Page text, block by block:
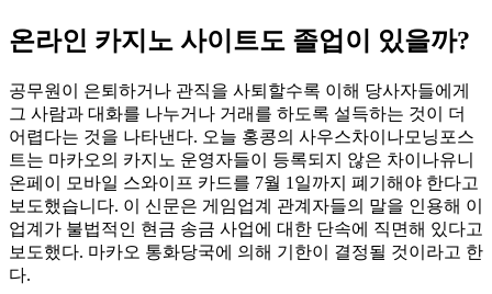
온라인 카지노 사이트도 졸업이 있을까?
공무원이 은퇴하거나 관직을 사퇴할수록 이해 당사자들에게
그 사람과 대화를 나누거나 거래를 하도록 설득하는 것이 더
어렵다는 것을 나타낸다. 오늘 홍콩의 사우스차이나모닝포스
트는 마카오의 카지노 운영자들이 등록되지 않은 차이나유니
온페이 모바일 스와이프 카드를 7월 1일까지 폐기해야 한다고
보도했습니다. 이 신문은 게임업계 관계자들의 말을 인용해 이
업계가 불법적인 현금 송금 사업에 대한 단속에 직면해 있다고
보도했다. 마카오 통화당국에 의해 기한이 결정될 것이라고 한
다.